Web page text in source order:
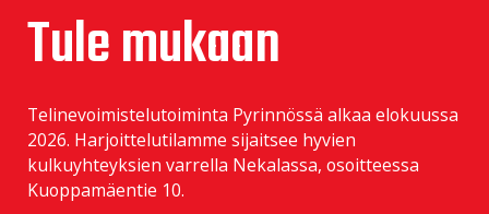
Tule mukaan
Telinevoimistelutoiminta Pyrinnössä alkaa elokuussa
2026. Harjoittelutilamme sijaitsee hyvien
kulkuyhteyksien varrella Nekalassa, osoitteessa
Kuoppamäentie 10.